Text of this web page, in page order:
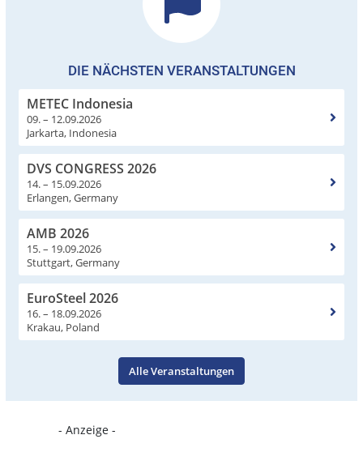
DIE NÄCHSTEN VERANSTALTUNGEN
METEC Indonesia
09. – 12.09.2026
Jarkarta, Indonesia
DVS CONGRESS 2026
14. – 15.09.2026
Erlangen, Germany
AMB 2026
15. – 19.09.2026
Stuttgart, Germany
EuroSteel 2026
16. – 18.09.2026
Krakau, Poland
Alle Veranstaltungen
- Anzeige -